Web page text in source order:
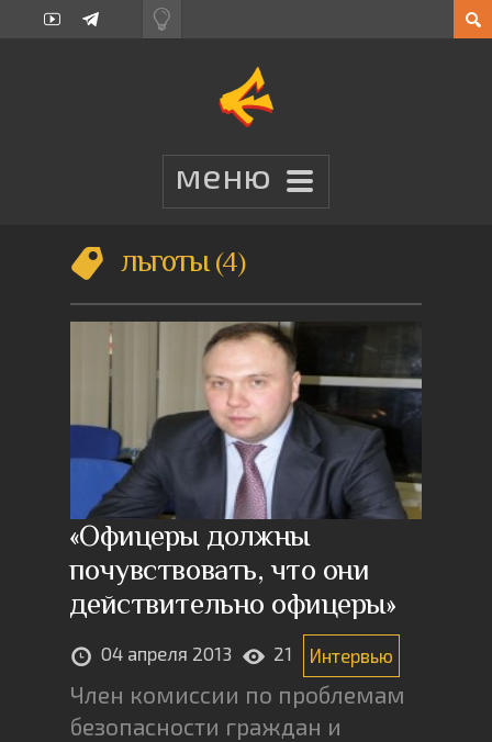
льготы 4
«Офицеры должны
почувствовать, что они
действительно офицеры»
04 апреля 2013 21 Интервью
Член комиссии по проблемам
безопасности граждан и